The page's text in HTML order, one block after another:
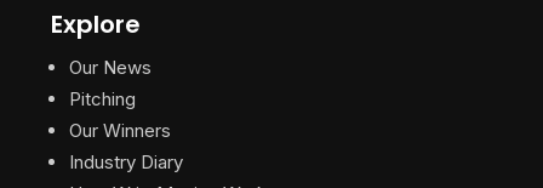
Explore
Our News
Pitching
Our Winners
Industry Diary